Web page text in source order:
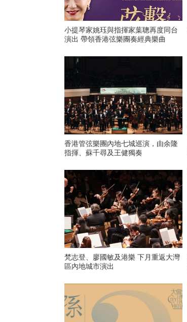
小提琴家姚珏與指揮家葉聰再度同台
演出 帶領香港弦樂團奏經典樂曲
香港管弦樂團內地七城巡演，由余隆
指揮、蘇千尋及王健獨奏
梵志登、廖國敏及港樂 下月重返大灣
區內地城市演出